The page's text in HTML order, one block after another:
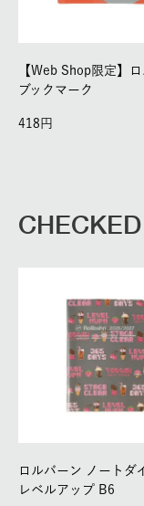
【Web Shop限定】
ブックマーク
418
CHECKED
ロルバーン ノートダ
レベルアップ B6